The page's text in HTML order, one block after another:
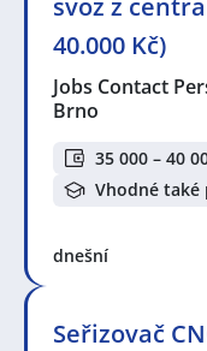
svoz z
40.000 Kč)
Jobs Contact
Brno
35 000 – 40
Vhodné také
dnešní
Seřizovač